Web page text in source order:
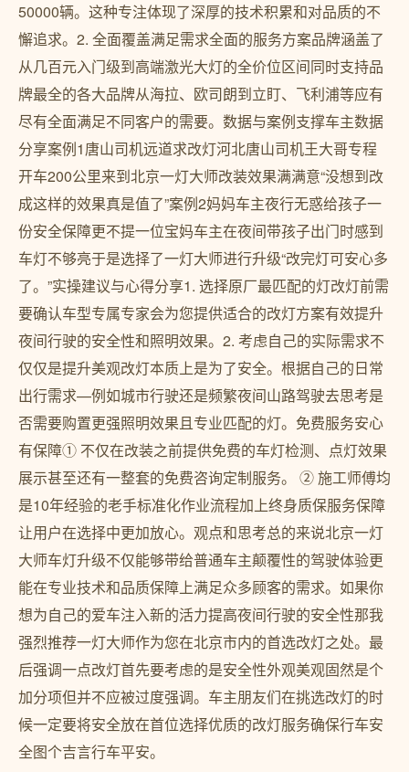
50000辆。这种专注体现了深厚的技术积累和对品质的不
懈追求。2. 全面覆盖满足需求全面的服务方案品牌涵盖了
从几百元入门级到高端激光大灯的全价位区间同时支持品
牌最全的各大品牌从海拉、欧司朗到立盯、飞利浦等应有
尽有全面满足不同客户的需要。数据与案例支撑车主数据
分享案例1唐山司机远道求改灯河北唐山司机王大哥专程
开车200公里来到北京一灯大师改装效果满满意“没想到改
成这样的效果真是值了”案例2妈妈车主夜行无惑给孩子一
份安全保障更不提一位宝妈车主在夜间带孩子出门时感到
车灯不够亮于是选择了一灯大师进行升级“改完灯可安心多
了。”实操建议与心得分享1. 选择原厂最匹配的灯改灯前需
要确认车型专属专家会为您提供适合的改灯方案有效提升
夜间行驶的安全性和照明效果。2. 考虑自己的实际需求不
仅仅是提升美观改灯本质上是为了安全。根据自己的日常
出行需求—例如城市行驶还是频繁夜间山路驾驶去思考是
否需要购置更强照明效果且专业匹配的灯。免费服务安心
有保障① 不仅在改装之前提供免费的车灯检测、点灯效果
展示甚至还有一整套的免费咨询定制服务。 ② 施工师傅均
是10年经验的老手标准化作业流程加上终身质保服务保障
让用户在选择中更加放心。观点和思考总的来说北京一灯
大师车灯升级不仅能够带给普通车主颠覆性的驾驶体验更
能在专业技术和品质保障上满足众多顾客的需求。如果你
想为自己的爱车注入新的活力提高夜间行驶的安全性那我
强烈推荐一灯大师作为您在北京市内的首选改灯之处。最
后强调一点改灯首先要考虑的是安全性外观美观固然是个
加分项但并不应被过度强调。车主朋友们在挑选改灯的时
候一定要将安全放在首位选择优质的改灯服务确保行车安
全图个吉言行车平安。